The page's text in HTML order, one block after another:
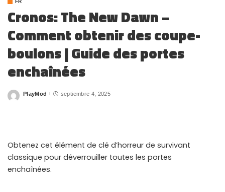
FR
Cronos: The New Dawn –
Comment obtenir des coupe-
boulons | Guide des portes
enchaînées
Posted
PlayMod septiembre 4, 2025
Obtenez cet élément de clé d’horreur de survivant
classique pour déverrouiller toutes les portes
enchaînées.